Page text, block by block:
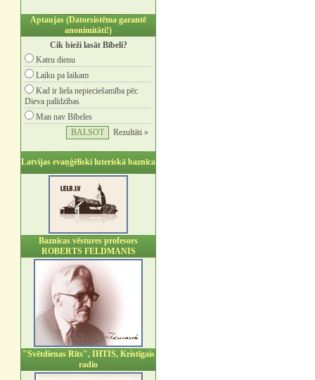
Aptaujas (Datorsistēma garantē
anonimitāti!)
Cik bieži lasāt Bībeli?
Katru dienu
Laiku pa laikam
Kad ir liela nepieciešamība pēc
Dieva palīdzības
Man nav Bībeles
Rezultāti »
Latvijas evaņģēliski luteriskā baznīca
Baznīcas vēstures profesors
ROBERTS FELDMANIS
"Svētdienas Rīts", IHTIS, Kristīgais
radio